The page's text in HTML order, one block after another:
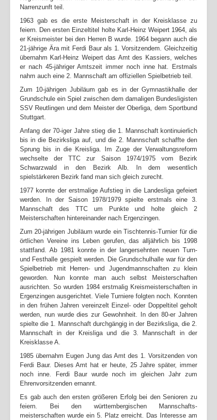
Narrenzunft teil.
1963 gab es die erste Meisterschaft in der Kreisklasse zu
feiern. Den ersten Einzeltitel holte Karl-Heinz Weipert 1964, als
er Kreismeister bei den Herren B wurde. 1964 begann auch die
21-jährige Ära mit Ferdi Baur als 1. Vorsitzendem. Gleichzeitig
übernahm Karl-Heinz Weipert das Amt des Kassiers, welches
er nach 45-jähriger Amtszeit immer noch inne hat. Erstmals
nahm auch eine 2. Mannschaft am offiziellen Spielbetrieb teil.
Zum 10-jährigen Jubiläum gab es in der Gymnastikhalle der
Grundschule ein Spiel zwischen dem damaligen Bundesligisten
SSV Reutlingen und dem Meister der Oberliga, dem Sportbund
Stuttgart.
Anfang der 70-iger Jahre stieg die 1. Mannschaft kontinuierlich
bis in die Bezirksliga auf, und die 2. Mannschaft schaffte den
Sprung bis in die Kreisliga. Im Zuge der Verwaltungsreform
wechselte der TTC zur Saison 1974/1975 vom Bezirk
Schwarzwald in den Bezirk Alb. In dem wesentlich
spielstärkeren Bezirk fand man sich gleich zurecht.
1977 konnte der erstmalige Aufstieg in die Landesliga gefeiert
werden. In der Saison 1978/1979 spielte erstmals eine 3.
Mannschaft des TTC um Punkte und holte gleich 2
Meisterschaften hinter­einander nach Ergenzingen.
Zum 20-jährigen Jubiläum wurde ein Tischtennis-Turnier für die
örtlichen Vereine ins Leben gerufen, das alljährlich bis 1998
stattfand. Ab 1981 konnte in der langersehnten neuen Turn-
und Festhalle gespielt werden. Die Grundschulhalle war für den
Spielbetrieb mit Herren- und Jugendmannschaften zu klein
geworden. Nun konnte man auch selbst Meisterschaften
ausrichten. So wurden 1984 erstmalig Kreismeisterschaften in
Ergenzingen ausgerichtet. Viele Turniere folgten noch. Konnten
in den frühen Jahren vereinzelt Einzel- oder Doppeltitel geholt
werden, nun wurde dies zur Gewohnheit. In den 80-er Jahren
spielte die 1. Mannschaft durchgängig in der Bezirksliga, die 2.
Mannschaft in der Kreisliga und die 3. Mannschaft in der
Kreisklasse A.
1985 übernahm Eugen Jung das Amt des 1. Vorsitzenden von
Ferdi Baur. Dieses Amt hat er heute, 25 Jahre später, immer
noch inne. Ferdi Baur wurde noch im gleichen Jahr zum
Ehrenvorsitzenden ernannt.
Es gab auch den ersten größeren Erfolg bei den Senioren zu
feiern. Bei den württembergischen Mannschafts­
meisterschaften wurde ein 5. Platz erreicht. Das Interesse am